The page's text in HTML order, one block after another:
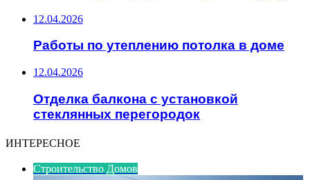
12.04.2026
Работы по утеплению потолка в доме
12.04.2026
Отделка балкона с установкой
стеклянных перегородок
ИНТЕРЕСНОЕ
Строительство Домов